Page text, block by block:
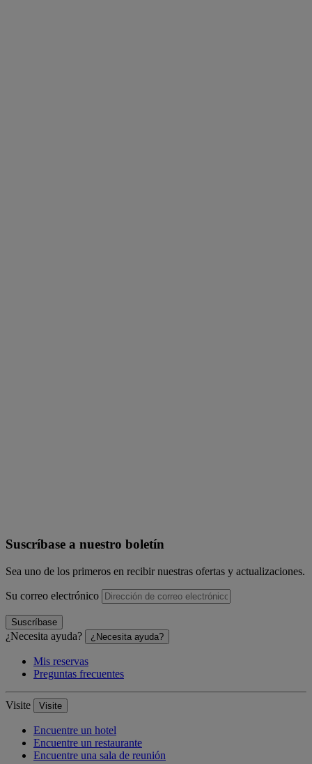
Suscríbase a nuestro boletín
Sea uno de los primeros en recibir nuestras ofertas y actualizaciones.
Su correo electrónico
Suscríbase
¿Necesita ayuda? ¿Necesita ayuda?
Mis reservas
Preguntas frecuentes
Visite Visite
Encuentre un hotel
Encuentre un restaurante
Encuentre una sala de reunión